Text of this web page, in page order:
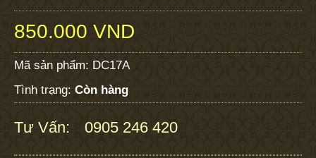
850.000 VND
Mã sản phẩm: DC17A
Tình trạng: Còn hàng
Tư Vấn: 0905 246 420